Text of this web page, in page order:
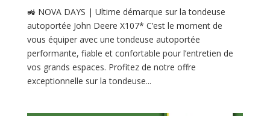
🚜 NOVA DAYS | Ultime démarque sur la tondeuse
autoportée John Deere X107* C’est le moment de
vous équiper avec une tondeuse autoportée
performante, fiable et confortable pour l’entretien de
vos grands espaces. Profitez de notre offre
exceptionnelle sur la tondeuse...